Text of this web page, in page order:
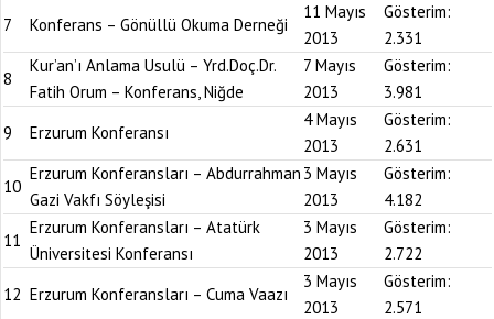
7
Konferans – Gönüllü Okuma Derneği
11 Mayıs
2013
Gösterim:
2.331
8
Kur’an’ı Anlama Usulü – Yrd.Doç.Dr.
Fatih Orum – Konferans, Niğde
7 Mayıs
2013
Gösterim:
3.981
9
Erzurum Konferansı
4 Mayıs
2013
Gösterim:
2.631
10
Erzurum Konferansları – Abdurrahman
Gazi Vakfı Söyleşisi
3 Mayıs
2013
Gösterim:
4.182
11
Erzurum Konferansları – Atatürk
Üniversitesi Konferansı
3 Mayıs
2013
Gösterim:
2.722
12 Erzurum Konferansları – Cuma Vaazı
3 Mayıs
2013
Gösterim:
2.571